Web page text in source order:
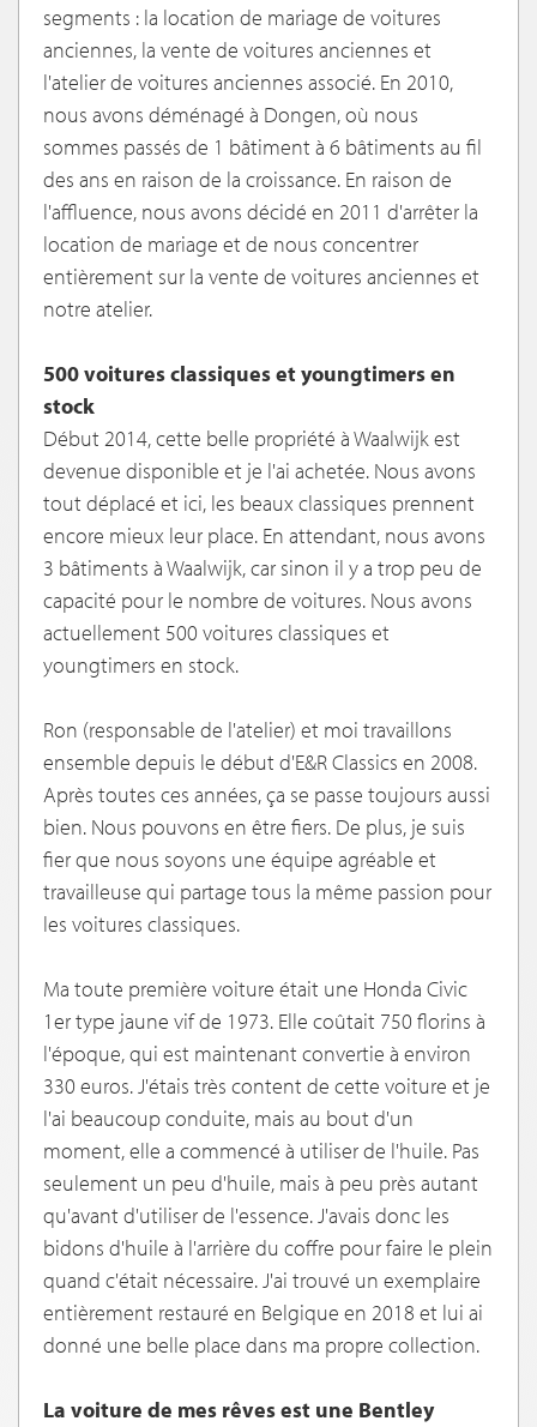
segments : la location de mariage de voitures
anciennes, la vente de voitures anciennes et
l'atelier de voitures anciennes associé. En 2010,
nous avons déménagé à Dongen, où nous
sommes passés de 1 bâtiment à 6 bâtiments au fil
des ans en raison de la croissance. En raison de
l'affluence, nous avons décidé en 2011 d'arrêter la
location de mariage et de nous concentrer
entièrement sur la vente de voitures anciennes et
notre atelier.
500 voitures classiques et youngtimers en
stock
Début 2014, cette belle propriété à Waalwijk est
devenue disponible et je l'ai achetée. Nous avons
tout déplacé et ici, les beaux classiques prennent
encore mieux leur place. En attendant, nous avons
3 bâtiments à Waalwijk, car sinon il y a trop peu de
capacité pour le nombre de voitures. Nous avons
actuellement 500 voitures classiques et
youngtimers en stock.
Ron (responsable de l'atelier) et moi travaillons
ensemble depuis le début d'E&R Classics en 2008.
Après toutes ces années, ça se passe toujours aussi
bien. Nous pouvons en être fiers. De plus, je suis
fier que nous soyons une équipe agréable et
travailleuse qui partage tous la même passion pour
les voitures classiques.
Ma toute première voiture était une Honda Civic
1er type jaune vif de 1973. Elle coûtait 750 florins à
l'époque, qui est maintenant convertie à environ
330 euros. J'étais très content de cette voiture et je
l'ai beaucoup conduite, mais au bout d'un
moment, elle a commencé à utiliser de l'huile. Pas
seulement un peu d'huile, mais à peu près autant
qu'avant d'utiliser de l'essence. J'avais donc les
bidons d'huile à l'arrière du coffre pour faire le plein
quand c'était nécessaire. J'ai trouvé un exemplaire
entièrement restauré en Belgique en 2018 et lui ai
donné une belle place dans ma propre collection.
La voiture de mes rêves est une Bentley